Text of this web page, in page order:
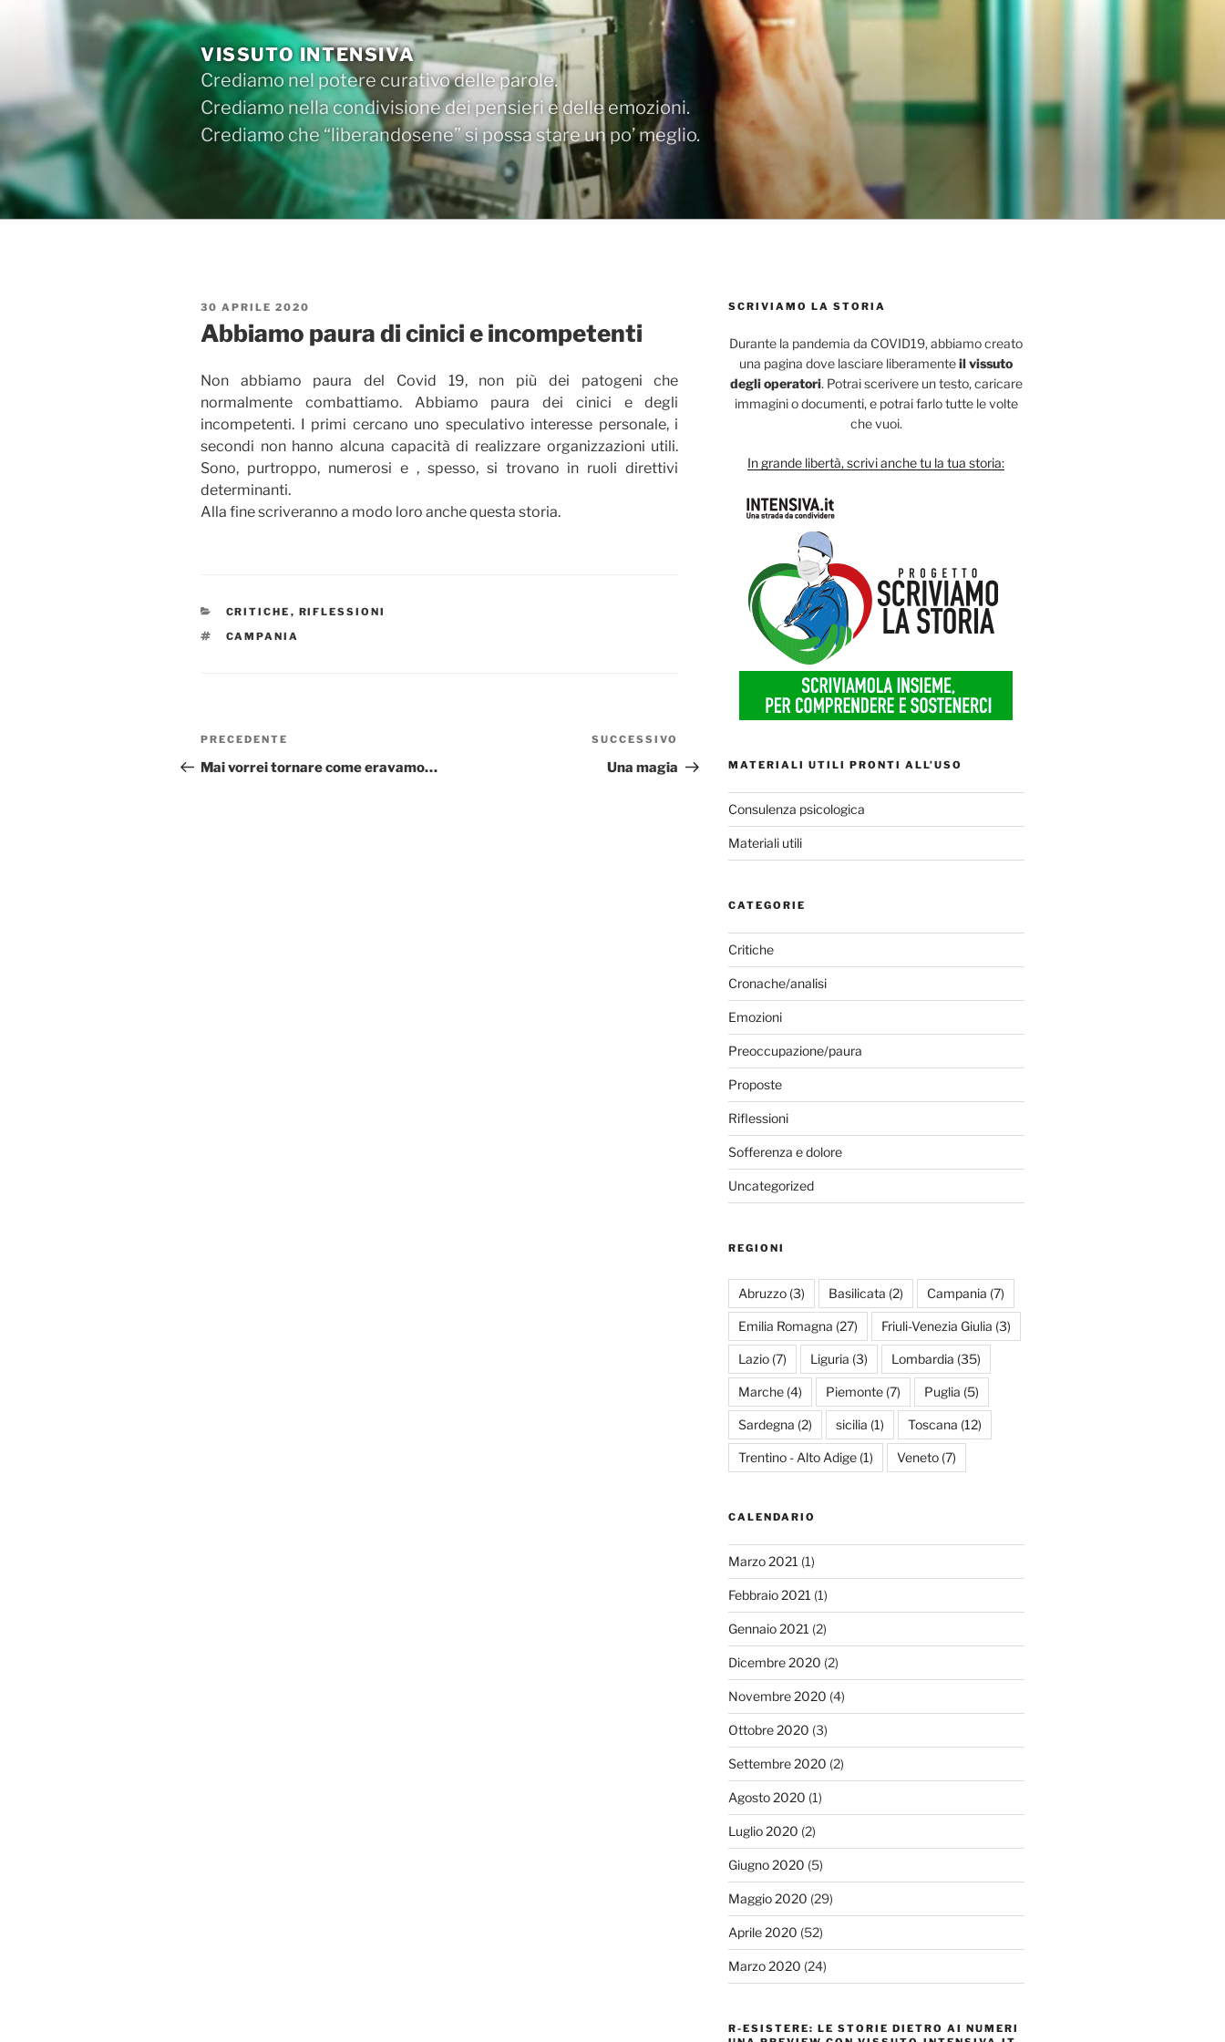
VISSUTO INTENSIVA
Crediamo nel potere curativo delle parole.
Crediamo nella condivisione dei pensieri e delle emozioni.
Crediamo che “liberandosene” si possa stare un po’ meglio.
PUBBLICATO
IL
30 APRILE 2020
Abbiamo paura di cinici e incompetenti
Non abbiamo paura del Covid 19, non più dei patogeni che
normalmente combattiamo. Abbiamo paura dei cinici e degli
incompetenti. I primi cercano uno speculativo interesse personale, i
secondi non hanno alcuna capacità di realizzare organizzazioni utili.
Sono, purtroppo, numerosi e , spesso, si trovano in ruoli direttivi
determinanti.
Alla fine scriveranno a modo loro anche questa storia.
CATEGORIE
CRITICHE , RIFLESSIONI
TAG
CAMPANIA
Navigazione
articoli
Articolo
precedente:
PRECEDENTE
Mai vorrei tornare come eravamo…
successivo
SUCCESSIVO
Una magia
SCRIVIAMO LA STORIA
Durante la pandemia da COVID19, abbiamo creato
una pagina dove lasciare liberamenteil vissuto
degli operatori. Potrai scerivere un testo, caricare
immagini o documenti, e potrai farlo tutte le volte
che vuoi.
In grande libertà, scrivi anche tu la tua storia:
MATERIALI UTILI PRONTI ALL’USO
Consulenza psicologica
Materiali utili
CATEGORIE
Critiche
Cronache/analisi
Emozioni
Preoccupazione/paura
Proposte
Riflessioni
Sofferenza e dolore
Uncategorized
REGIONI
Abruzzo(3) Basilicata (2) Campania (7)
Emilia Romagna (27) Friuli-Venezia Giulia (3)
Lazio(7) Liguria (3) Lombardia (35)
Marche(4) Piemonte(7) Puglia (5)
Sardegna (2) sicilia (1) Toscana (12)
Trentino - Alto Adige(1) Veneto(7)
CALENDARIO
Marzo 2021 (1)
Febbraio 2021 (1)
Gennaio 2021 (2)
Dicembre 2020 (2)
Novembre 2020 (4)
Ottobre 2020 (3)
Settembre 2020 (2)
Agosto 2020 (1)
Luglio 2020 (2)
Giugno 2020 (5)
Maggio 2020 (29)
Aprile 2020 (52)
Marzo 2020 (24)
R-ESISTERE: LE STORIE DIETRO AI NUMERI